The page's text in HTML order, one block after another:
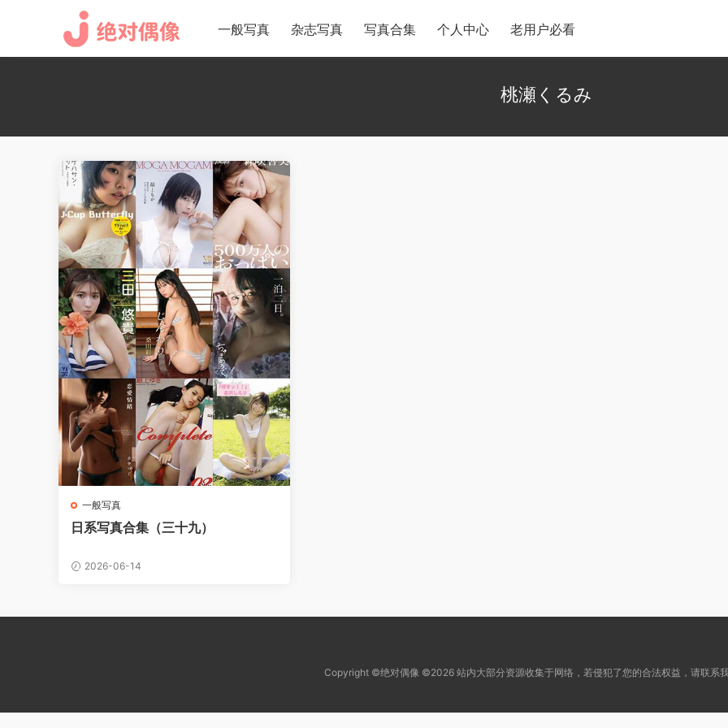
一般写真 杂志写真 写真合集 个人中心 老用户必看
桃瀬くるみ
一般写真
日系写真合集（三十九）
2026-06-14
Copyright ©绝对偶像 ©2026 站内大部分资源收集于网络，若侵犯了您的合法权益，请联系我